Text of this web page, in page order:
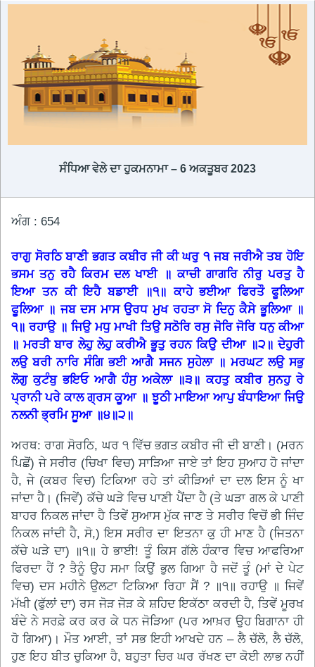
ਸੰਧਿਆ ਵੇਲੇ ਦਾ ਹੁਕਮਨਾਮਾ – 6 ਅਕਤੂਬਰ 2023
ਅੰਗ : 654
ਰਾਗੁ ਸੋਰਠਿ ਬਾਣੀ ਭਗਤ ਕਬੀਰ ਜੀ ਕੀ ਘਰੁ ੧ ਜਬ ਜਰੀਐ ਤਬ ਹੋਇ
ਭਸਮ ਤਨੁ ਰਹੈ ਕਿਰਮ ਦਲ ਖਾਈ ॥ ਕਾਚੀ ਗਾਗਰਿ ਨੀਰੁ ਪਰਤੁ ਹੈ
ਇਆ ਤਨ ਕੀ ਇਹੈ ਬਡਾਈ ॥੧॥ ਕਾਹੇ ਭਈਆ ਫਿਰਤੌ ਫੂਲਿਆ
ਫੂਲਿਆ ॥ ਜਬ ਦਸ ਮਾਸ ਉਰਧ ਮੁਖ ਰਹਤਾ ਸੋ ਦਿਨੁ ਕੈਸੇ ਭੂਲਿਆ ॥
੧॥ ਰਹਾਉ ॥ ਜਿਉ ਮਧੁ ਮਾਖੀ ਤਿਉ ਸਠੋਰਿ ਰਸੁ ਜੋਰਿ ਜੋਰਿ ਧਨੁ ਕੀਆ
॥ ਮਰਤੀ ਬਾਰ ਲੇਹੁ ਲੇਹੁ ਕਰੀਐ ਭੂਤੁ ਰਹਨ ਕਿਉ ਦੀਆ ॥੨॥ ਦੇਹੁਰੀ
ਲਉ ਬਰੀ ਨਾਰਿ ਸੰਗਿ ਭਈ ਆਗੈ ਸਜਨ ਸੁਹੇਲਾ ॥ ਮਰਘਟ ਲਉ ਸਭੁ
ਲੋਗੁ ਕੁਟੰਬੁ ਭਇਓ ਆਗੈ ਹੰਸੁ ਅਕੇਲਾ ॥੩॥ ਕਹਤੁ ਕਬੀਰ ਸੁਨਹੁ ਰੇ
ਪ੍ਰਾਨੀ ਪਰੇ ਕਾਲ ਗ੍ਰਸ ਕੂਆ ॥ ਝੂਠੀ ਮਾਇਆ ਆਪੁ ਬੰਧਾਇਆ ਜਿਉ
ਨਲਨੀ ਭ੍ਰਮਿ ਸੂਆ ॥੪॥੨॥
ਅਰਥ: ਰਾਗ ਸੋਰਠਿ, ਘਰ ੧ ਵਿੱਚ ਭਗਤ ਕਬੀਰ ਜੀ ਦੀ ਬਾਣੀ। (ਮਰਨ
ਪਿਛੋਂ) ਜੇ ਸਰੀਰ (ਚਿਖਾ ਵਿਚ) ਸਾੜਿਆ ਜਾਏ ਤਾਂ ਇਹ ਸੁਆਹ ਹੋ ਜਾਂਦਾ
ਹੈ, ਜੇ (ਕਬਰ ਵਿਚ) ਟਿਕਿਆ ਰਹੇ ਤਾਂ ਕੀੜਿਆਂ ਦਾ ਦਲ ਇਸ ਨੂੰ ਖਾ
ਜਾਂਦਾ ਹੈ। (ਜਿਵੇਂ) ਕੱਚੇ ਘੜੇ ਵਿਚ ਪਾਣੀ ਪੈਂਦਾ ਹੈ (ਤੇ ਘੜਾ ਗਲ ਕੇ ਪਾਣੀ
ਬਾਹਰ ਨਿਕਲ ਜਾਂਦਾ ਹੈ ਤਿਵੇਂ ਸੁਆਸ ਮੁੱਕ ਜਾਣ ਤੇ ਸਰੀਰ ਵਿਚੋਂ ਭੀ ਜਿੰਦ
ਨਿਕਲ ਜਾਂਦੀ ਹੈ, ਸੋ,) ਇਸ ਸਰੀਰ ਦਾ ਇਤਨਾ ਕੁ ਹੀ ਮਾਣ ਹੈ (ਜਿਤਨਾ
ਕੱਚੇ ਘੜੇ ਦਾ) ॥੧॥ ਹੇ ਭਾਈ! ਤੂੰ ਕਿਸ ਗੱਲੇ ਹੰਕਾਰ ਵਿਚ ਆਫਰਿਆ
ਫਿਰਦਾ ਹੈਂ ? ਤੈਨੂੰ ਉਹ ਸਮਾ ਕਿਉਂ ਭੁਲ ਗਿਆ ਹੈ ਜਦੋਂ ਤੂੰ (ਮਾਂ ਦੇ ਪੇਟ
ਵਿਚ) ਦਸ ਮਹੀਨੇ ਉਲਟਾ ਟਿਕਿਆ ਰਿਹਾ ਸੈਂ ? ॥੧॥ ਰਹਾਉ ॥ ਜਿਵੇਂ
ਮੱਖੀ (ਫੁੱਲਾਂ ਦਾ) ਰਸ ਜੋੜ ਜੋੜ ਕੇ ਸ਼ਹਿਦ ਇਕੱਠਾ ਕਰਦੀ ਹੈ, ਤਿਵੇਂ ਮੂਰਖ
ਬੰਦੇ ਨੇ ਸਰਫ਼ੇ ਕਰ ਕਰ ਕੇ ਧਨ ਜੋੜਿਆ (ਪਰ ਆਖ਼ਰ ਉਹ ਬਿਗਾਨਾ ਹੀ
ਹੋ ਗਿਆ)। ਮੌਤ ਆਈ, ਤਾਂ ਸਭ ਇਹੀ ਆਖਦੇ ਹਨ – ਲੈ ਚੱਲੋ, ਲੈ ਚੱਲੋ,
ਹੁਣ ਇਹ ਬੀਤ ਚੁਕਿਆ ਹੈ, ਬਹੁਤਾ ਚਿਰ ਘਰ ਰੱਖਣ ਦਾ ਕੋਈ ਲਾਭ ਨਹੀਂ